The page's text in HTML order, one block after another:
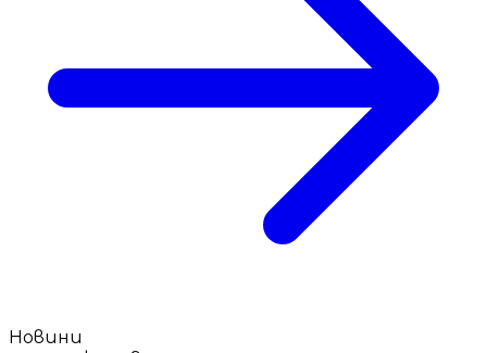
Новини